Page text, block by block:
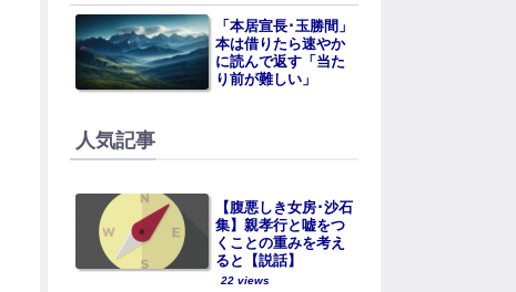
「本居宣長･玉勝間」
本は借りたら速やか
に読んで返す「当た
り前が難しい」
人気記事
【腹悪しき女房･沙石
集】親孝行と嘘をつ
くことの重みを考え
ると【説話】
22 views